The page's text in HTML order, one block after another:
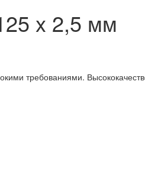
x 2,5 мм
требованиями.